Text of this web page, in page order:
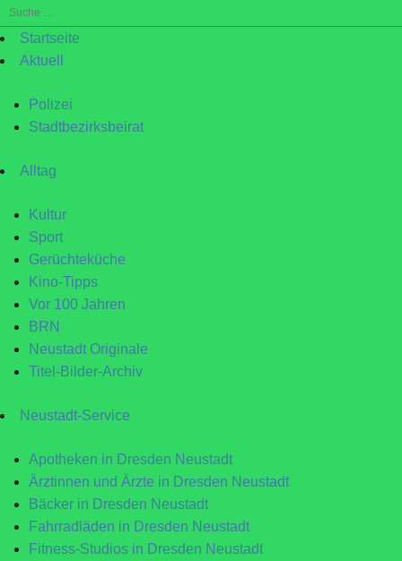
Suche
nach:Startseite
Aktuell
Polizei
Stadtbezirksbeirat
Alltag
Kultur
Sport
Gerüchteküche
Kino-Tipps
Vor 100 Jahren
BRN
Neustadt Originale
Titel-Bilder-Archiv
Neustadt-Service
Apotheken in Dresden Neustadt
Ärztinnen und Ärzte in Dresden Neustadt
Bäcker in Dresden Neustadt
Fahrradläden in Dresden Neustadt
Fitness-Studios in Dresden Neustadt